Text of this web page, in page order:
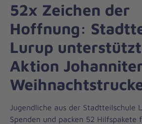
Leben
52x Zeichen der
Hoffnung:
Lurup
Aktion
Jugendliche aus der Stadtteilschule
Spenden und packen 52 Hilfspakete